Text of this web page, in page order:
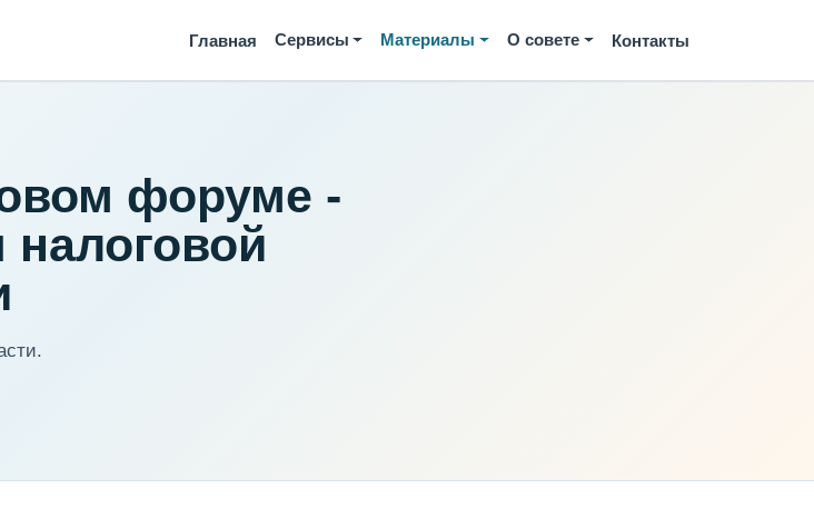
Главная Сервисы Материалы О совете Контакты
форуме -